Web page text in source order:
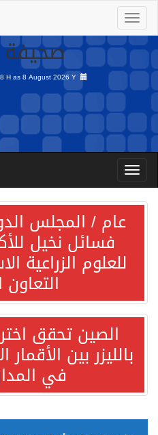
صحيفة
H as8 August 2026 Y
عام / المجلس
فسائل نخيل
للعلوم الزراعية
الصين تحقق
بالليزر بين
في